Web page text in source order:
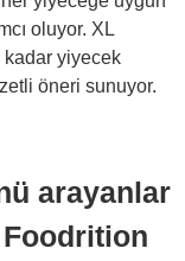
oluyor. XL
kadar yiyecek
öneri sunuyor.
arayanlar